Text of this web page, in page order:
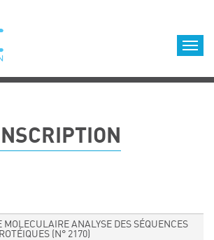
INSCRIPTION
MOLECULAIRE ANALYSE DES SÉQUENCES
(N° 2170)